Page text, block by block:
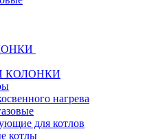
КОЛОНКИ
нагрева
для котлов
котлы